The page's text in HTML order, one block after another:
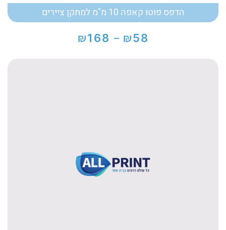
הדפס פוטו קאפה 10 מ"מ למתקן ציירים
₪58
–
₪168
טווח